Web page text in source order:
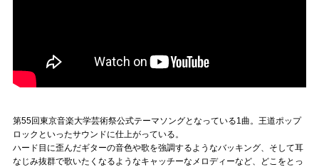
第55回東京音楽大学芸術祭公式テーマソングとなっている1曲。王道ポップ
ロックといったサウンドに仕上がっている。
ハード目に歪んだギターの音色や歌を強調するようなバッキング、そして耳
なじみ抜群で歌いたくなるようなキャッチーなメロディーなど、どこをとっ